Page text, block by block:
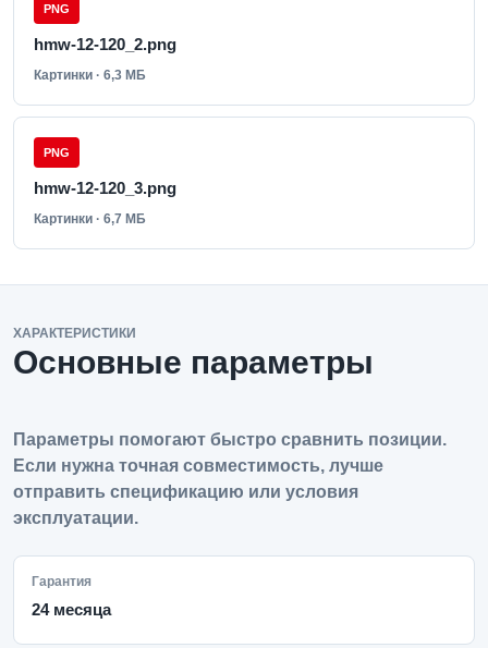
PNG
hmw-12-120_2.png
Картинки · 6,3 МБ
PNG
hmw-12-120_3.png
Картинки · 6,7 МБ
ХАРАКТЕРИСТИКИ
Основные параметры
Параметры помогают быстро сравнить позиции.
Если нужна точная совместимость, лучше
отправить спецификацию или условия
эксплуатации.
Гарантия
24 месяца